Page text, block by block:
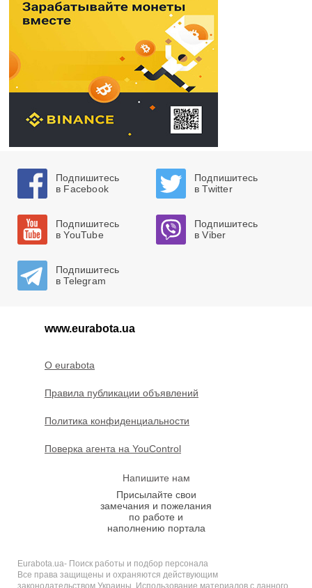
Подпишитесь
в Facebook
Подпишитесь
в Twitter
Подпишитесь
в YouTube
Подпишитесь
в Viber
Подпишитесь
в Telegram
www.eurabota.ua
O eurabota
Правила публикации объявлений
Политика конфиденциальности
Поверка агента на YouControl
Напишите нам
Присылайте свои
замечания и пожелания
по работе и
наполнению портала
Eurabota.ua- Поиск работы и подбор персонала
Все права защищены и охраняются действующим
законодательством Украины. Использование материалов с данного